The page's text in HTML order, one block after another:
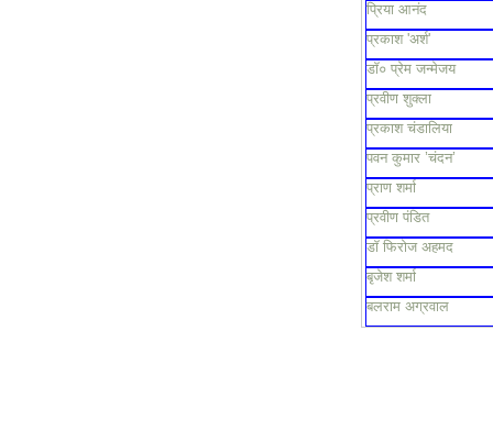
प्रिया आनंद
प्रकाश 'अर्श'
डॉ० प्रेम जन्मेजय
प्रवीण शुक्ला
प्रकाश चंडालिया
पवन कुमार ’चंदन’
प्राण शर्मा
प्रवीण पंडित
डॉ फिरोज अहमद
बृजेश शर्मा
बलराम अग्रवाल